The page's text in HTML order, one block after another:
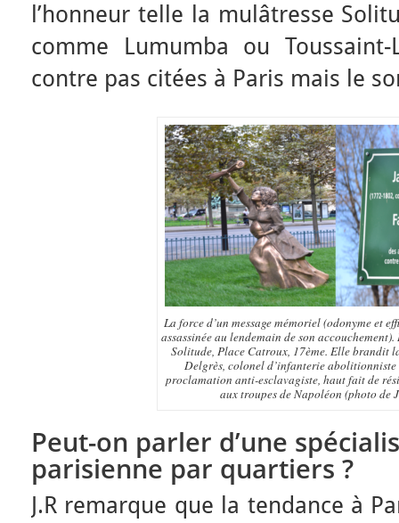
l’honneur telle la mulâtresse
comme Lumumba ou
contre pas citées à Paris mais le
La force d’un message mémoriel (odonyme et
assassinée au lendemain de son
Solitude, Place Catroux, 17ème. Elle brandit
Delgrès, colonel d’infanterie
proclamation anti-esclavagiste, haut fait de
aux troupes de Napoléon (photo de
Peut-on parler d’une
parisienne par quartiers ?
J.R remarque que la tendance à